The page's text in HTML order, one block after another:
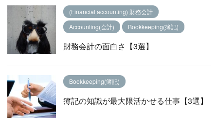
(Financial accounting) 財務会計
Accounting(会計)
Bookkeeping(簿記)
財務会計の面白さ【3選】
Bookkeeping(簿記)
簿記の知識が最大限活かせる仕事【3選】